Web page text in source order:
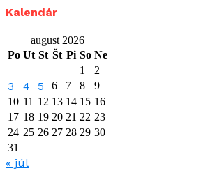
Kalendár
august 2026
Po Ut St Št Pi So Ne
1
2
3 4 5 6 7 8
9
10 11 12 13 14 15 16
17 18 19 20 21 22 23
24 25 26 27 28 29 30
31
« júl